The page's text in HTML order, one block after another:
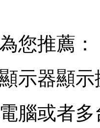
您推薦：
示器顯
腦或者